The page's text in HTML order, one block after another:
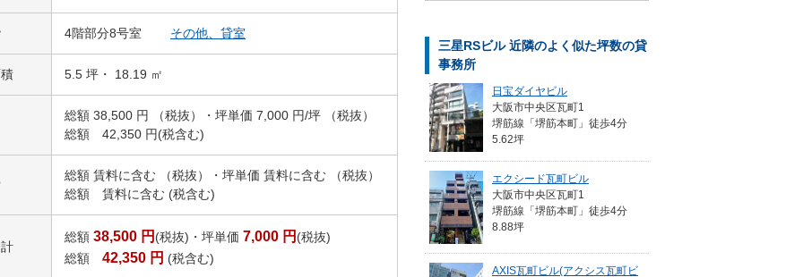
4階部分8号室 その他、貸室
5.5 坪・ 18.19 ㎡
総額 38,500 円 （税抜）・坪単価 7,000 円/坪 （税抜）
総額 42,350 円(税含む)
総額 賃料に含む （税抜）・坪単価 賃料に含む （税抜）
総額 賃料に含む (税含む)
総額 38,500 円 (税抜)・坪単価 7,000 円 (税抜)
総額 42,350 円 (税含む)
三星RSビル 近隣のよく似た坪数の貸
事務所
日宝ダイヤビル
大阪市中央区瓦町1
堺筋線「堺筋本町」徒歩4分
5.62坪
エクシード瓦町ビル
大阪市中央区瓦町1
堺筋線「堺筋本町」徒歩4分
8.88坪
AXIS瓦町ビル(アクシス瓦町ビ